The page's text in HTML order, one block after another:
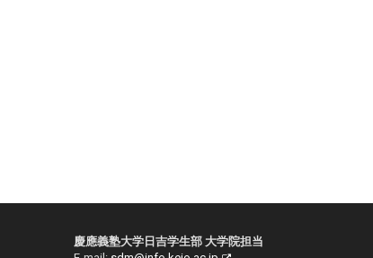
慶應義塾大学日吉学生部 大学院担当